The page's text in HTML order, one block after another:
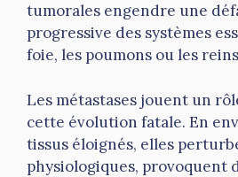
tumorales engendre une
progressive des systèmes
foie, les poumons ou les
Les métastases jouent un
cette évolution fatale. En
tissus éloignés, elles
physiologiques, provoquent